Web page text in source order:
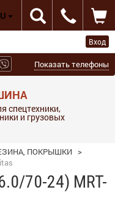
Вход
Показать телефоны
спецтехники,
и грузовых
ПОКРЫШКИ >
70-24) MRT-